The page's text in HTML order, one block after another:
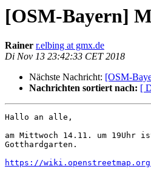
[OSM-Bayern]
Rainer r.elbing at gmx.de
Di Nov 13 23:42:33 CET 2018
Nächste Nachricht: [OSM-
Nachrichten sortiert nach: [
Hallo an alle,
am Mittwoch 14.11. um 19Uhr
Gotthardgarten.
https://